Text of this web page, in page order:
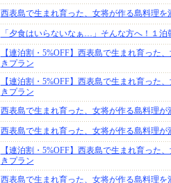
西表島で生まれ育った、女将が作る島料理を
「夕食はいらないなぁ…」そんな方へ！１泊
【連泊割・5%OFF】西表島で生まれ育った
きプラン
【連泊割・5%OFF】西表島で生まれ育った
きプラン
西表島で生まれ育った、女将が作る島料理が
西表島で生まれ育った、女将が作る島料理が
【連泊割・5%OFF】西表島で生まれ育った
きプラン
西表島で生まれ育った、女将が作る島料理を